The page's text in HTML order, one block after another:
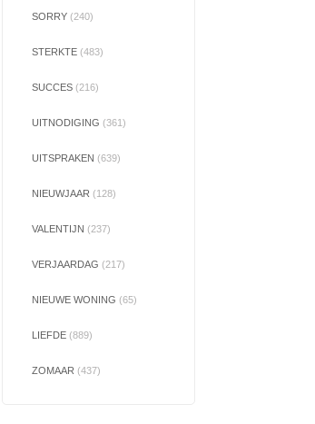
SORRY (240)
STERKTE (483)
SUCCES (216)
UITNODIGING (361)
UITSPRAKEN (639)
NIEUWJAAR (128)
VALENTIJN (237)
VERJAARDAG (217)
NIEUWE WONING (65)
LIEFDE (889)
ZOMAAR (437)